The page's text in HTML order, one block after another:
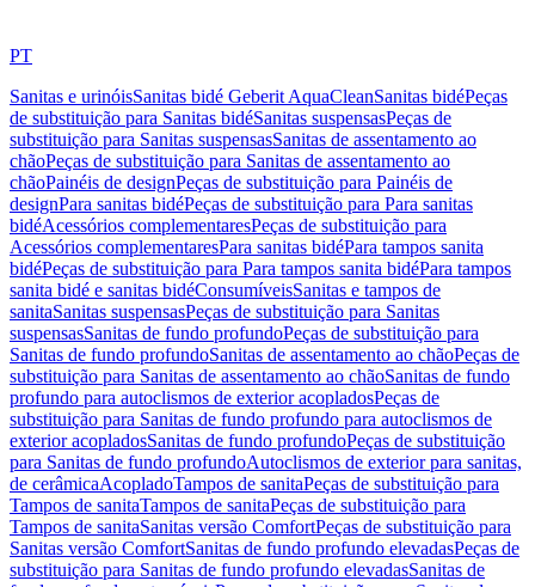
PT
Sanitas e urinóisSanitas bidé Geberit AquaCleanSanitas bidéPeças
de substituição para Sanitas bidéSanitas suspensasPeças de
substituição para Sanitas suspensasSanitas de assentamento ao
chãoPeças de substituição para Sanitas de assentamento ao
chãoPainéis de designPeças de substituição para Painéis de
designPara sanitas bidéPeças de substituição para Para sanitas
bidéAcessórios complementaresPeças de substituição para
Acessórios complementaresPara sanitas bidéPara tampos sanita
bidéPeças de substituição para Para tampos sanita bidéPara tampos
sanita bidé e sanitas bidéConsumíveisSanitas e tampos de
sanitaSanitas suspensasPeças de substituição para Sanitas
suspensasSanitas de fundo profundoPeças de substituição para
Sanitas de fundo profundoSanitas de assentamento ao chãoPeças de
substituição para Sanitas de assentamento ao chãoSanitas de fundo
profundo para autoclismos de exterior acopladosPeças de
substituição para Sanitas de fundo profundo para autoclismos de
exterior acopladosSanitas de fundo profundoPeças de substituição
para Sanitas de fundo profundoAutoclismos de exterior para sanitas,
de cerâmicaAcopladoTampos de sanitaPeças de substituição para
Tampos de sanitaTampos de sanitaPeças de substituição para
Tampos de sanitaSanitas versão ComfortPeças de substituição para
Sanitas versão ComfortSanitas de fundo profundo elevadasPeças de
substituição para Sanitas de fundo profundo elevadasSanitas de